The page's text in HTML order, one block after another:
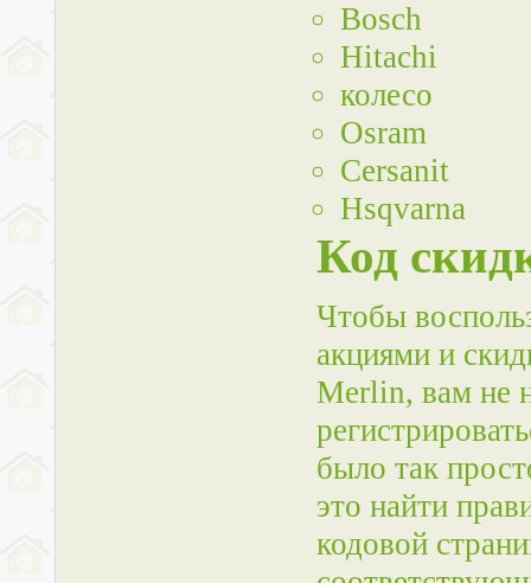
Bosch
Hitachi
колесо
Osram
Cersanit
Hsqvarna
Код
Чтобы
акциями и
Merlin, вам не
было так
это найти
кодовой